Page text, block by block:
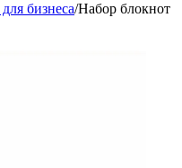
бизнеса/Набор блокнот